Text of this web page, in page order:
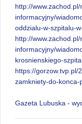
http://
informacyjny/
oddzialu-w-szpitalu-
http://
informacyjny/
krosnienskiego-
https://gorzow.tvp.pl/
zamkniety-do-konca-
Gazeta Lubuska -